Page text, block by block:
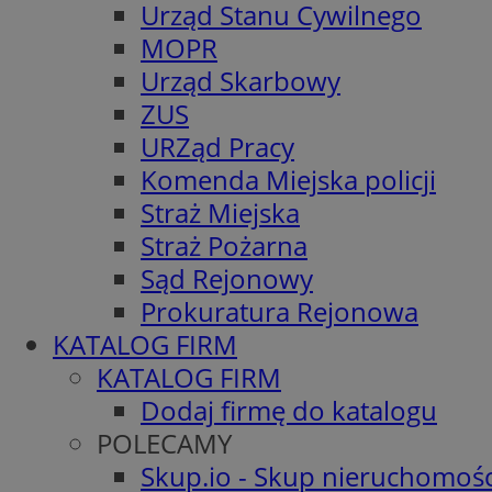
Urząd Stanu Cywilnego
MOPR
Urząd Skarbowy
ZUS
URZąd Pracy
Komenda Miejska policji
Straż Miejska
Straż Pożarna
Sąd Rejonowy
Prokuratura Rejonowa
KATALOG FIRM
KATALOG FIRM
Dodaj firmę do katalogu
POLECAMY
Skup.io - Skup